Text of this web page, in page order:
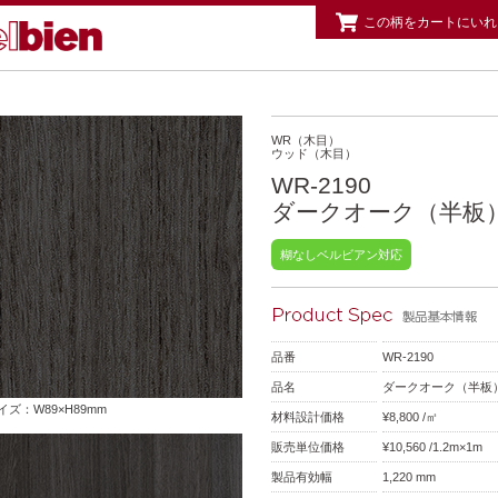
この柄をカートにい
WR（木目）
ウッド（木目）
WR-2190
ダークオーク（半板）
糊なしベルビアン対応
品番 WR-2190
品名 ダークオーク（半板）
材料設計価格 ¥8,800 /㎡
販売単位価格 ¥10,560 /1.2m×1m
製品有効幅 1,220 mm
ズ：W89×H89mm